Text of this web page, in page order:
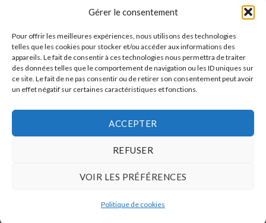
Gérer le consentement
Pour offrir les meilleures expériences, nous utilisons des technologies
telles que les cookies pour stocker et/ou accéder aux informations des
appareils. Le fait de consentir à ces technologies nous permettra de traiter
des données telles que le comportement de navigation ou les ID uniques sur
ce site. Le fait de ne pas consentir ou de retirer son consentement peut avoir
un effet négatif sur certaines caractéristiques et fonctions.
ACCEPTER
REFUSER
VOIR LES PRÉFÉRENCES
Politique de cookies
DÉTECTION / PROTECTION DE FUITES D'EAU
Détection de fuites – Coffret
DÉTECTION / PROTECTION DE FUITES D'EAU
Détection de fuites
ETS WILLEMS LUCY and CO s.p.r.l.